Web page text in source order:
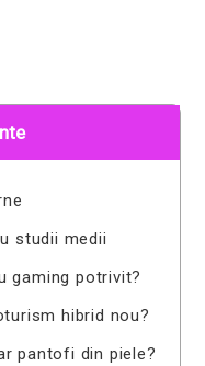
studii medii
gaming potrivit?
hibrid nou?
pantofi din piele?